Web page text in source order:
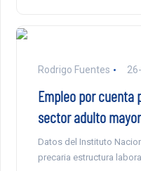
Rodrigo Fuentes
Empleo por cuenta
sector adulto mayor
Datos del Instituto
precaria estructura